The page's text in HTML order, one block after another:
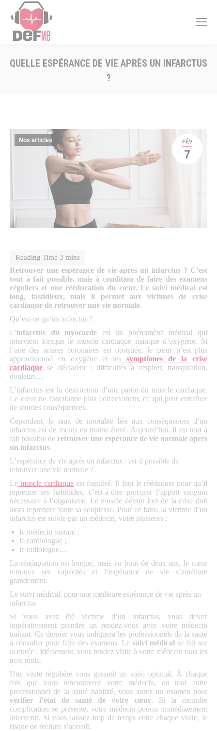
QUELLE ESPÉRANCE DE VIE APRÈS UN INFARCTUS
?
FÉV
7
Nos articles
Retrouver une espérance de vie après un infarctus ? C’est
tout à fait possible, mais à condition de faire des examens
réguliers et une rééducation du cœur. Le suivi médical est
long, fastidieux, mais il permet aux victimes de crise
cardiaque de retrouver une vie normale.
Qu’est-ce qu’un infarctus ?
L’infarctus du myocarde est un phénomène médical qui
intervient lorsque le muscle cardiaque manque d’oxygène. Si
l’une des artères coronaires est obstruée, le cœur n’est plus
approvisionné en oxygène et les
symptômes de la crise
cardiaque se déclarent : difficultés à respirer, transpiration,
douleurs…
L’infarctus est la destruction d’une partie du muscle cardiaque.
Le cœur ne fonctionne plus correctement, ce qui peut entraîner
de lourdes conséquences.
Cependant, le taux de mortalité liée aux conséquences d’un
infarctus est de moins en moins élevé. Aujourd’hui, il est tout à
fait possible de retrouver une espérance de vie normale après
un infarctus.
L’espérance de vie après un infarctus : est-il possible de
retrouver une vie normale ?
Le muscle cardiaque est fragilisé. Il faut le rééduquer pour qu’il
reprenne ses habitudes, c’est-à-dire procurer l’apport sanguin
nécessaire à l’organisme. Le muscle détruit lors de la crise doit
alors reprendre toute sa souplesse. Pour ce faire, la victime d’un
infarctus est suivie par un médecin, voire plusieurs :
le médecin traitant ;
le cardiologue ;
le radiologue…
La réadaptation est longue, mais au bout de deux ans, le cœur
retrouve ses capacités et l’espérance de vie s’améliore
grandement.
Le suivi médical, pour une meilleure espérance de vie après un
infarctus
Si vous avez été victime d’un infarctus, vous devez
impérativement prendre un rendez-vous avec votre médecin
traitant. Ce dernier vous indiquera les professionnels de la santé
à consulter pour faire des examens. Le suivi médical se fait sur
la durée : idéalement, vous rendez visite à votre médecin tous les
trois mois.
Une visite régulière vous garantit un suivi optimal. À chaque
fois que vous rencontrerez votre médecin, ou tout autre
professionnel de la santé habilité, vous aurez un examen pour
vérifier l’état de santé de votre cœur. Si la moindre
complication se présente, votre médecin pourra immédiatement
intervenir. Si vous laissez trop de temps entre chaque visite, le
risque de rechute s’accroît.